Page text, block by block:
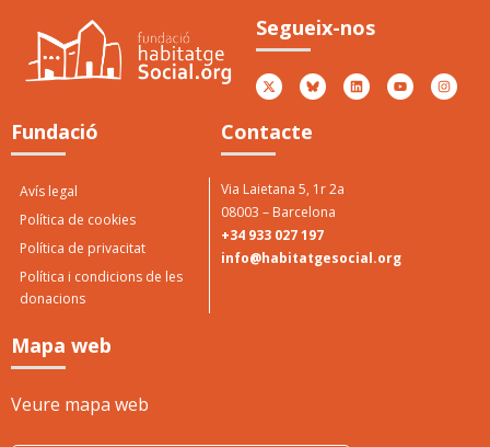
Atorgat per Casa Jové 2017 Segueix-nos
Fundació
Avís legal
Política de cookies
Política de privacitat
Política i condicions de les
donacions
Contacte
Via Laietana 5, 1r 2a
08003 – Barcelona
+34 933 027 197
info@habitatgesocial.org
Mapa web
Veure mapa web